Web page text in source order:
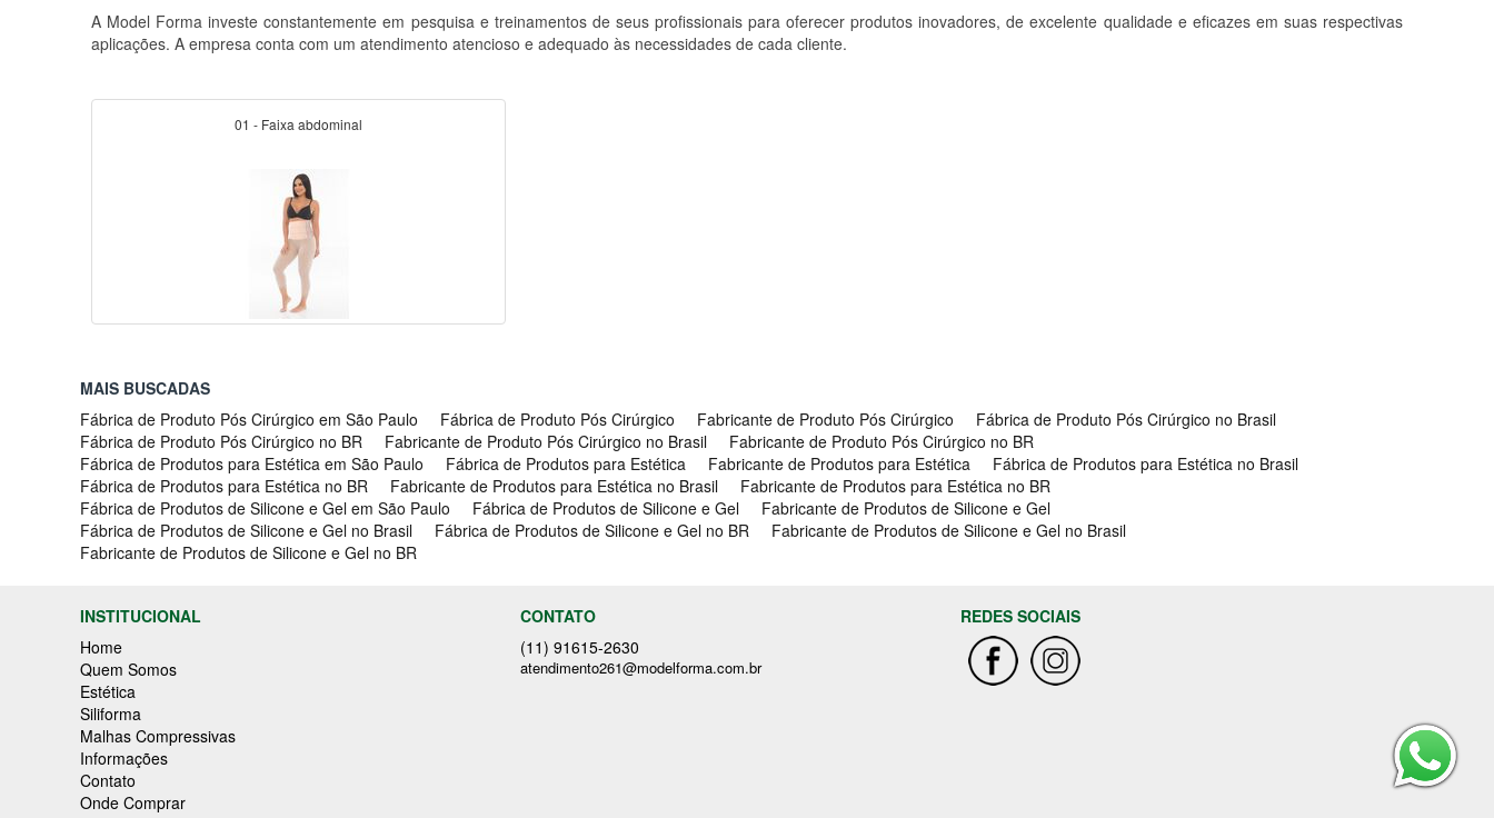
A Model Forma investe constantemente em pesquisa e treinamentos de seus profissionais para oferecer produtos inovadores, de excelente qualidade e eficazes em suas respectivas
aplicações. A empresa conta com um atendimento atencioso e adequado às necessidades de cada cliente.
01 - Faixa abdominal
MAIS BUSCADAS
Fábrica de Produto Pós Cirúrgico em São Paulo
Fábrica de Produto Pós Cirúrgico Fabricante de Produto Pós Cirúrgico
Fábrica de Produto Pós Cirúrgico no Brasil
Fábrica de Produto Pós Cirúrgico no BR
Fabricante de Produto Pós Cirúrgico no Brasil
Fabricante de Produto Pós Cirúrgico no BR
Fábrica de Produtos para Estética em São Paulo
Fábrica de Produtos para Estética Fabricante de Produtos para Estética
Fábrica de Produtos para Estética no Brasil
Fábrica de Produtos para Estética no BR
Fabricante de Produtos para Estética no Brasil
Fabricante de Produtos para Estética no BR
Fábrica de Produtos de Silicone e Gel em São Paulo
Fábrica de Produtos de Silicone e Gel
Fabricante de Produtos de Silicone e Gel
Fábrica de Produtos de Silicone e Gel no Brasil
Fábrica de Produtos de Silicone e Gel no BR
Fabricante de Produtos de Silicone e Gel no Brasil
Fabricante de Produtos de Silicone e Gel no BR
INSTITUCIONAL
Home
Quem Somos
Estética
Siliforma
Malhas Compressivas
Informações
Contato
Onde Comprar
CONTATO
(11) 91615-2630
atendimento261@modelforma.com.br
REDES SOCIAIS